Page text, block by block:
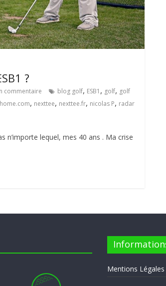
?
commentaire blog golf, ESB1 , golf, golf
, nexttee, nexttee.fr, nicolas P, radar
n’importe lequel, mes 40 ans . Ma crise
Mentions Légales